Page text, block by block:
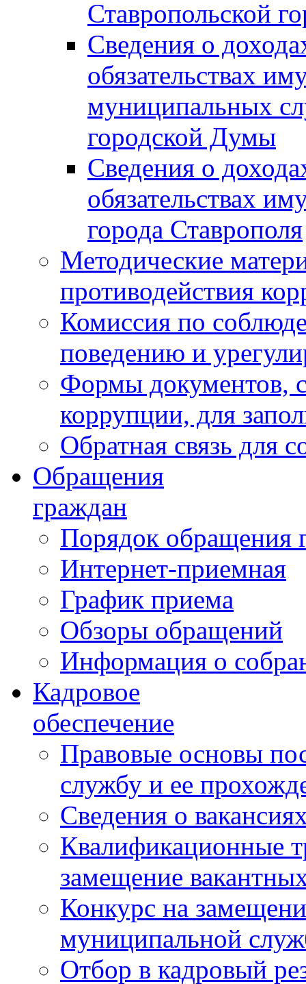
Ставропольской
Сведения о
обязательствах
муниципальных
городской Думы
Сведения о
обязательствах
города Ставрополя
Методические
противодействия
Комиссия по
поведению и
Формы документов,
коррупции, для
Обратная связь для
Обращения
граждан
Порядок обращения
Интернет-приемная
График приема
Обзоры обращений
Информация о
Кадровое
обеспечение
Правовые основы
службу и ее
Сведения о
Квалификационные
замещение
Конкурс на
муниципальной
Отбор в кадровый